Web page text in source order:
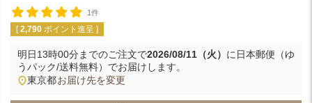
1件
[ 2,790 ポイント進呈 ]
明日13時00分までのご注文で2026/08/11（火） に 日本郵便（ゆ
うパック/送料無料） でお届けします。
東京都お届け先を変更